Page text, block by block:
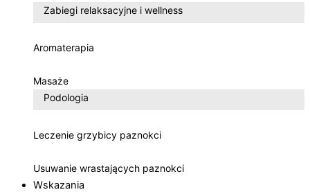
Zabiegi relaksacyjne i wellness
Aromaterapia
Masaże
Podologia
Leczenie grzybicy paznokci
Usuwanie wrastających paznokci
Wskazania